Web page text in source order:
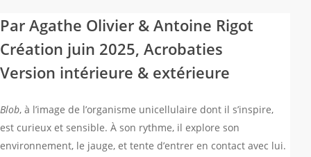
Par Agathe Olivier & Antoine Rigot
Création juin 2025, Acrobaties
Version intérieure & extérieure
Blob, à l’image de l’organisme unicellulaire dont il s’inspire,
est curieux et sensible. À son rythme, il explore son
environnement, le jauge, et tente d’entrer en contact avec lui.